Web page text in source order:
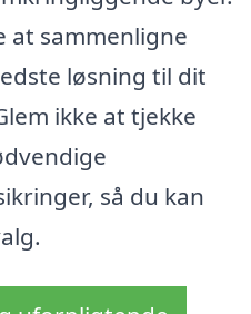
at sammenligne
løsning til dit
ikke at tjekke
så du kan